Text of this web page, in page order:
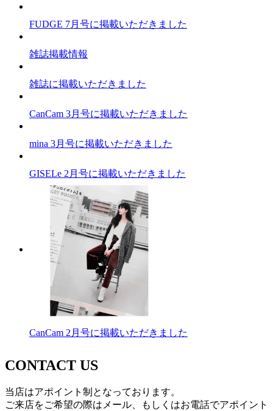
FUDGE 7月号に掲載いただきました
雑誌掲載情報
雑誌に掲載いただきました
CanCam 3月号に掲載いただきました
mina 3月号に掲載いただきました
GISELe 2月号に掲載いただきました
CanCam 2月号に掲載いただきました
CONTACT US
当店はアポイント制となっております。
ご来店をご希望の際はメール、もしくはお電話でアポイント